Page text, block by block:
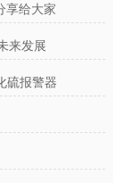
享给大家
来发展
硫报警器